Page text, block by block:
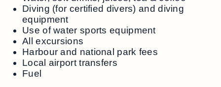
Diving (for certified divers) and diving
equipment
Use of water sports equipment
All excursions
Harbour and national park fees
Local airport transfers
Fuel